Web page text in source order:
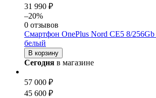
31 990 ₽
–20%
0 отзывов
Смартфон OnePlus Nord CE5 8/
белый
В корзину
Сегодня в магазине
57 000 ₽
45 600 ₽